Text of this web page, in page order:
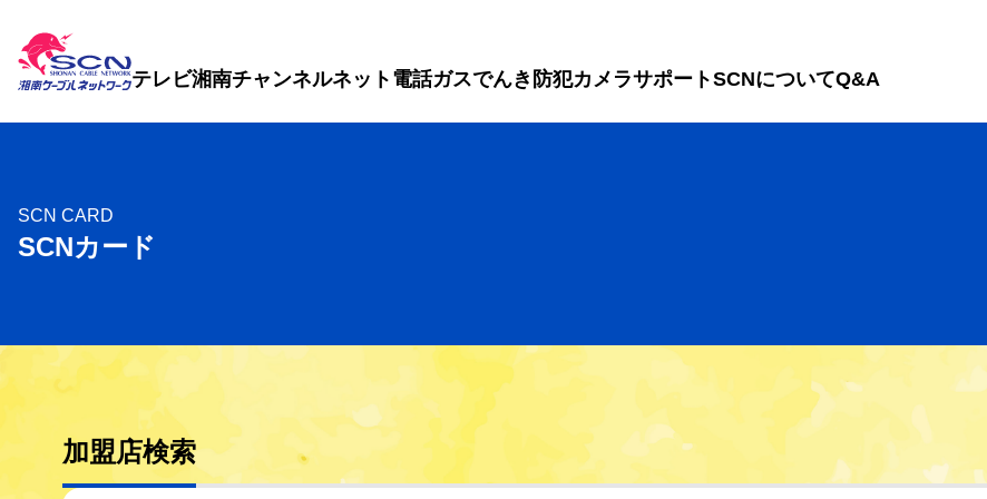
テレビ湘南チャンネルネット 電話ガスでんき 防犯カメラサポートSCNについてQ&A
SCN CARD
SCNカード
加盟店検索